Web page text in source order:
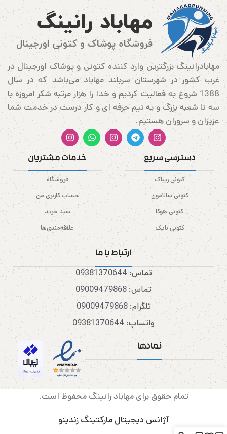
مهابادرانینگ بزرگترین وارد کننده کتونی و پوشاک اورجینال در
غرب کشور در شهرستان سربلند مهاباد می‌باشد که در سال
1388 شروع به فعالیت کردیم و خدا را هزار مرتبه شکر امروزه با
سه تا شعبه بزرگ و یه تیم حرفه ای و کار درست در خدمت شما
عزیزان و سروران هستیم.
دسترسی سریع
کتونی ریباک
کتونی سالامون
کتونی هوکا
کتونی نایک
خدمات مشتریان
فروشگاه
حساب کاربری من
سبد خرید
علاقه‌مندی‌ها
ارتباط با ما
تماس: 09381370644
تماس: 09009479868
تلگرام: 09009479868
واتساپ: 09381370644
نمادها
تمام حقوق برای مهاباد رانینگ محفوظ است.
آژانس دیجیتال مارکتینگ زندینو